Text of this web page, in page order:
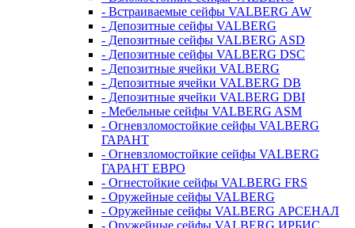
- Встраиваемые сейфы VALBERG AW
- Депозитные сейфы VALBERG
- Депозитные сейфы VALBERG ASD
- Депозитные сейфы VALBERG DSC
- Депозитные ячейки VALBERG
- Депозитные ячейки VALBERG DB
- Депозитные ячейки VALBERG DBI
- Мебельные сейфы VALBERG ASM
- Огневзломостойкие сейфы VALBERG
ГАРАНТ
- Огневзломостойкие сейфы VALBERG
ГАРАНТ ЕВРО
- Огнестойкие сейфы VALBERG FRS
- Оружейные сейфы VALBERG
- Оружейные сейфы VALBERG АРСЕНАЛ
- Оружейные сейфы VALBERG ИРБИС